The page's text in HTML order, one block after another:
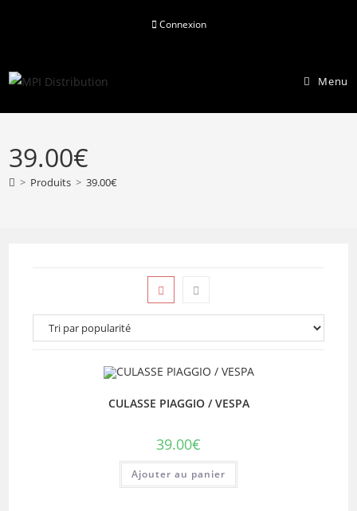
Connexion
Menu
39.00€
> Produits > 39.00€
CULASSE PIAGGIO / VESPA
39.00€
Ajouter au panier